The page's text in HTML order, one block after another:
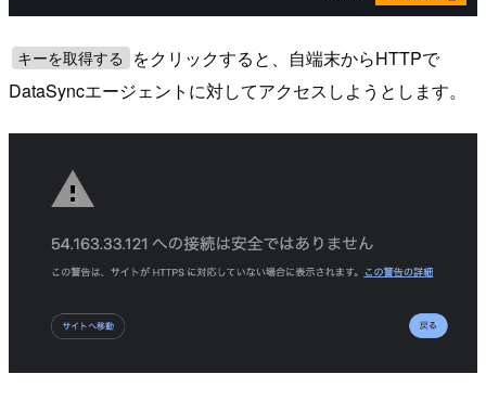
キーを取得する
をクリックすると、自端末からHTTPで
DataSyncエージェントに対してアクセスしようとします。